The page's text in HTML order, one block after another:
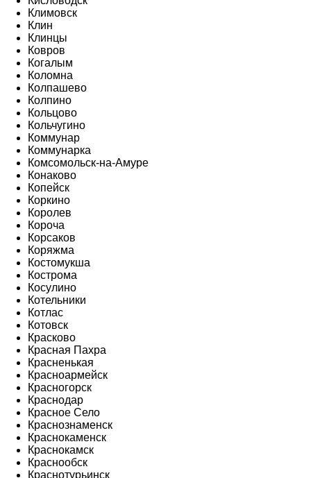
Климовск
Клин
Клинцы
Ковров
Когалым
Коломна
Колпашево
Колпино
Кольцово
Кольчугино
Коммунар
Коммунарка
Комсомольск-на-Амуре
Конаково
Копейск
Коркино
Королев
Короча
Корсаков
Коряжма
Костомукша
Кострома
Косулино
Котельники
Котлас
Котовск
Красково
Красная Пахра
Красненькая
Красноармейск
Красногорск
Краснодар
Красное Село
Краснознаменск
Краснокаменск
Краснокамск
Краснообск
Краснотурьинск